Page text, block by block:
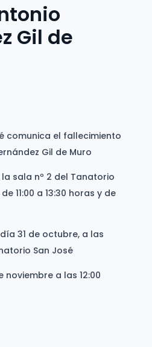
Gil de
comunica el fallecimiento
Gil de Muro
sala nº 2 del Tanatorio
11:00 a 13:30 horas y de
31 de octubre, a las
San José
noviembre a las 12:00